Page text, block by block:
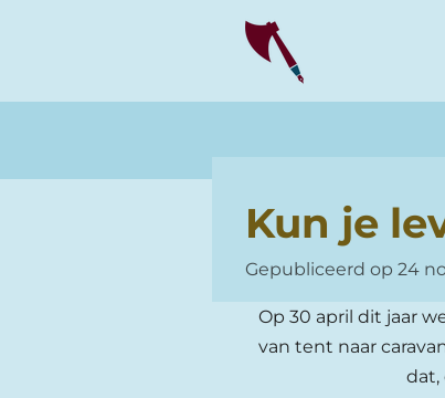
Kun je
Gepubliceerd op 24
Op 30 april dit jaar
van tent naar
dat,